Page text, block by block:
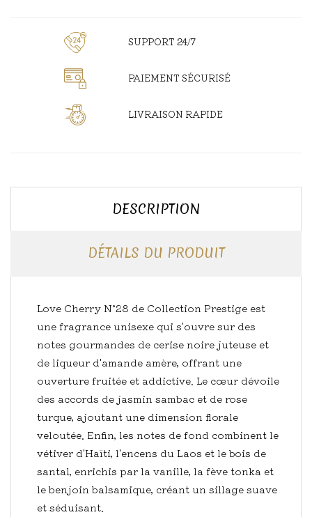
SUPPORT 24/7
PAIEMENT SÉCURISÉ
LIVRAISON RAPIDE
DESCRIPTION
DÉTAILS DU PRODUIT
Love Cherry N°28 de Collection Prestige est
une fragrance unisexe qui s'ouvre sur des
notes gourmandes de cerise noire juteuse et
de liqueur d'amande amère, offrant une
ouverture fruitée et addictive. Le cœur dévoile
des accords de jasmin sambac et de rose
turque, ajoutant une dimension florale
veloutée. Enfin, les notes de fond combinent le
vétiver d'Haïti, l'encens du Laos et le bois de
santal, enrichis par la vanille, la fève tonka et
le benjoin balsamique, créant un sillage suave
et séduisant.